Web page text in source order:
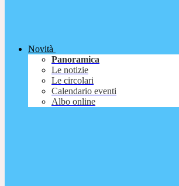
Novità
Panoramica
Le notizie
Le circolari
Calendario eventi
Albo online